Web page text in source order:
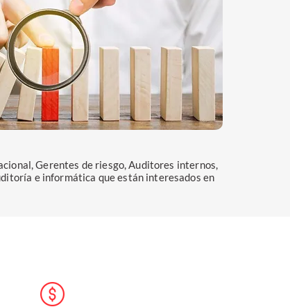
Gerentes de riesgo, Auditores internos,
e informática que están interesados en